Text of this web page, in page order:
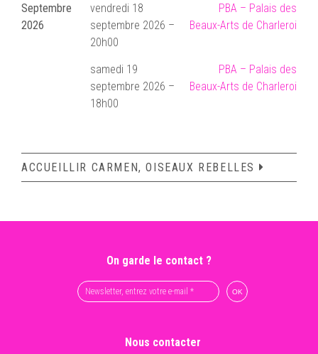
Septembre
2026
vendredi 18
septembre 2026 –
20h00
PBA – Palais des
Beaux-Arts de Charleroi
samedi 19
septembre 2026 –
18h00
PBA – Palais des
Beaux-Arts de Charleroi
ACCUEILLIR CARMEN, OISEAUX REBELLES
On garde le contact ?
Nous contacter